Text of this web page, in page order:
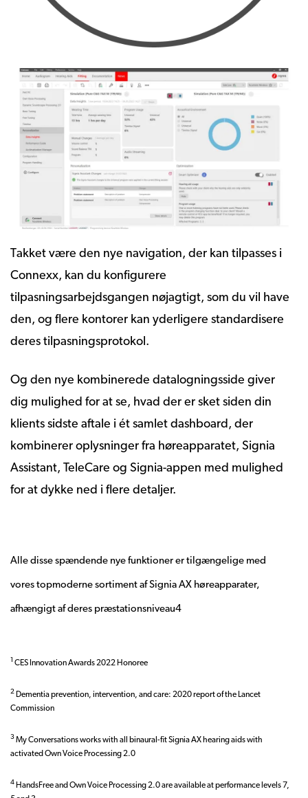
Takket være den nye navigation, der kan tilpasses i
Connexx, kan du konfigurere
tilpasningsarbejdsgangen nøjagtigt, som du vil have
den, og flere kontorer kan yderligere standardisere
deres tilpasningsprotokol.
Og den nye kombinerede datalogningsside giver
dig mulighed for at se, hvad der er sket siden din
klients sidste aftale i ét samlet dashboard, der
kombinerer oplysninger fra høreapparatet, Signia
Assistant, TeleCare og Signia-appen med mulighed
for at dykke ned i flere detaljer.
Alle disse spændende nye funktioner er tilgængelige med
vores topmoderne sortiment af Signia AX høreapparater,
afhængigt af deres præstationsniveau4
1 CES Innovation Awards 2022 Honoree
2 Dementia prevention, intervention, and care: 2020 report of the Lancet
Commission
3My Conversations works with all binaural-fit Signia AX hearing aids with
activated Own Voice Processing 2.0
4 HandsFree and Own Voice Processing 2.0 are available at performance levels 7,